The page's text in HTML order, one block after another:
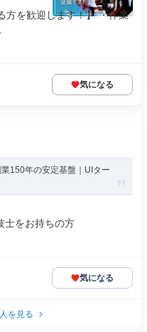
方を歓迎します！】 ・作業
気になる
150年の安定基盤｜UIター
士をお持ちの方
気になる
を見る